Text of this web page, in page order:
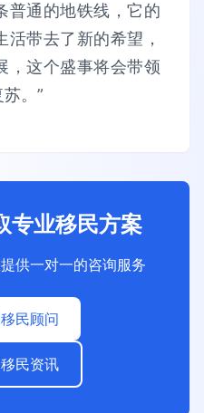
普通的地铁线，它的
带去了新的希望，
，这个盛事将会带领
。”
专业移民方案
供一对一的咨询服务
民顾问
民资讯